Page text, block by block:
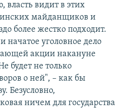
власть видит в этих
майданщиков и
более жестко подходит.
начатое уголовное дело
акции накануне
будет не только
о ней", – как бы
Безусловно,
ничем для государства